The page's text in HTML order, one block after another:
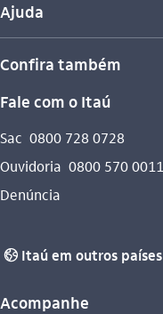
Ajuda
Confira também
Fale com o Itaú
Sac 0800 728 0728
Ouvidoria 0800 570 0011
Denúncia
globo_outline Itaú em outros países
Acompanhe